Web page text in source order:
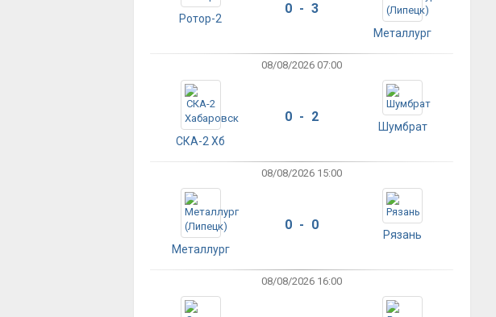
Ротор-2
0 - 3
Металлург
08/08/2026 07:00
СКА-2 Хб
0 - 2
Шумбрат
08/08/2026 15:00
Металлург
0 - 0
Рязань
08/08/2026 16:00